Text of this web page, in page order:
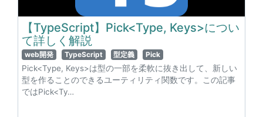
【TypeScript】Pick<Type, Keys>につい
て詳しく解説
web開発 TypeScript 型定義 Pick
Pick<Type, Keys>は型の一部を柔軟に抜き出して、新しい
型を作ることのできるユーティリティ関数です。この記事
ではPick<Ty…